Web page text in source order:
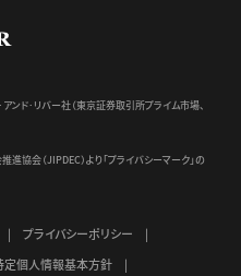
ンド･リバー社（東京証券取引所プライム市場、
進協会（JIPDEC）より 「プライバシーマーク」の
プライバシーポリシー
定個人情報基本方針